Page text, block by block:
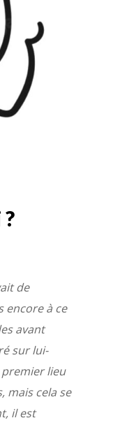
de
encore à ce
avant
sur lui-
premier lieu
mais cela se
il est